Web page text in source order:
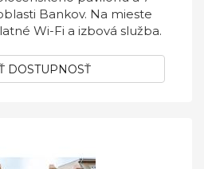
Bankov. Na mieste
Wi-Fi a izbová služba.
DOSTUPNOSŤ